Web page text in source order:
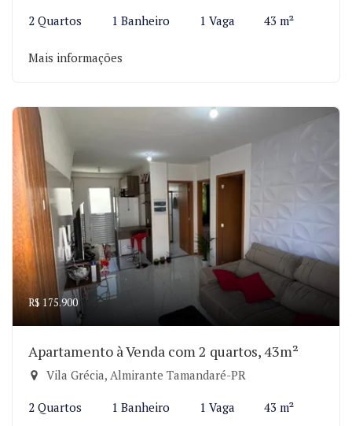
2 Quartos 1 Banheiro 1 Vaga 43 m²
Mais informações
R$ 175.900
Apartamento à Venda com 2 quartos, 43m²
Vila Grécia, Almirante Tamandaré-PR
2 Quartos 1 Banheiro 1 Vaga 43 m²